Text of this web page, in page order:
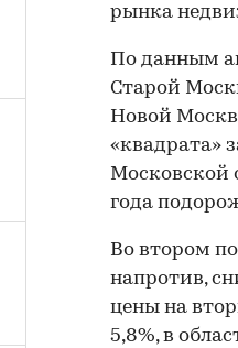
рынка
По данным
Старой
Новой
«квадрата»
Московской
года
Во втором
напротив,
цены на
5,8%, в